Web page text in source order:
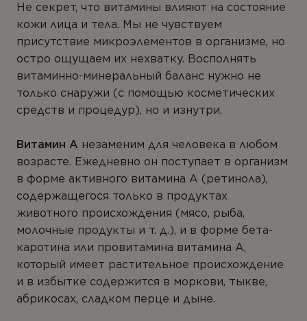
Не секрет, что витамины влияют на состояние
кожи лица и тела. Мы не чувствуем
присутствие микроэлементов в организме, но
остро ощущаем их нехватку. Восполнять
витаминно-минеральный баланс нужно не
только снаружи (с помощью косметических
средств и процедур), но и изнутри.
Витамин А незаменим для человека в любом
возрасте. Ежедневно он поступает в организм
в форме активного витамина А (ретинола),
содержащегося только в продуктах
животного происхождения (мясо, рыба,
молочные продукты и т. д.), и в форме бета-
каротина или провитамина витамина А,
который имеет растительное происхождение
и в избытке содержится в моркови, тыкве,
абрикосах, сладком перце и дыне.